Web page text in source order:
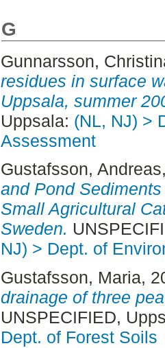
G
Gunnarsson,
residues in surface
Uppsala, summer
Uppsala: (NL, NJ) >
Assessment
Gustafsson, Andreas
and Pond
Small Agricultural
Sweden.
NJ) > Dept. of
Gustafsson, Maria,
drainage of three
UNSPECIFIED,
Dept. of Forest Soils